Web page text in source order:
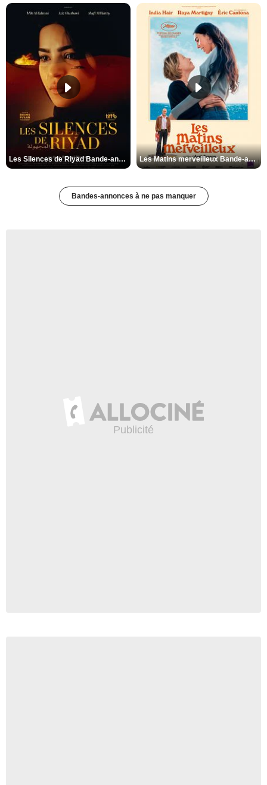
Les Silences de Riyad Bande-annonce VO STFR Les Matins merveilleux Bande-annonce VF
Bandes-annonces à ne pas manquer